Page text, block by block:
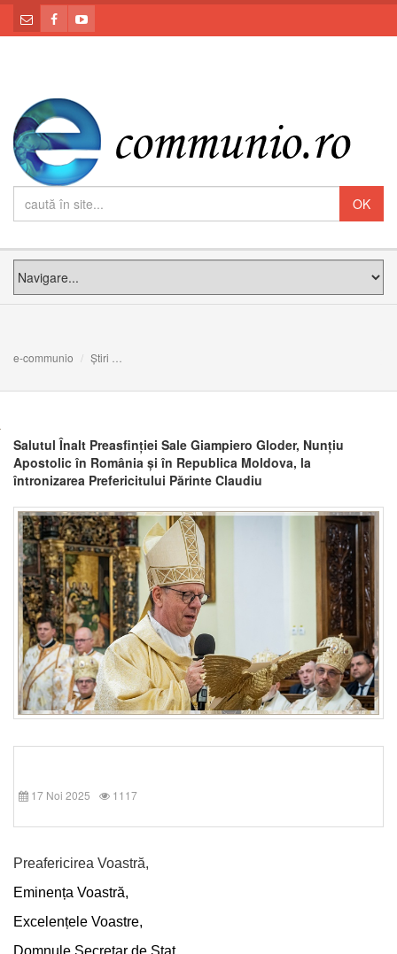
e-communio Știri
Salutul Înalt Preasfinției Sale Giampiero Gloder, Nunțiu
Apostolic în România și în Republica Moldova, la
întronizarea Prefericitului Părinte Claudiu
17 Noi 2025 1117
Preafericirea Voastră,
Eminența Voastră,
Excelențele Voastre,
Domnule Secretar de Stat,